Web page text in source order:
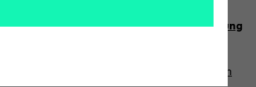
weiteren Termine imKalender der Lehrplanung
finden